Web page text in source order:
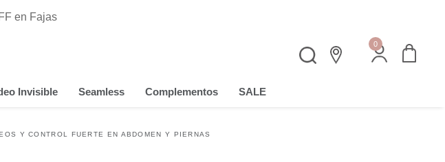
en Fajas
0
Invisible Seamless Complementos SALE
Y CONTROL FUERTE EN ABDOMEN Y PIERNAS